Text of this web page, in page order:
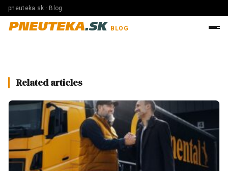
pneuteka.sk · Blog
PNEUTEKA.SK BLOG
Related articles